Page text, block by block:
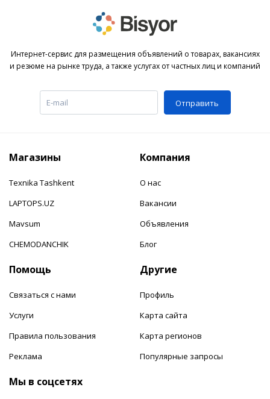
Интернет-сервис для размещения объявлений о товарах, вакансиях
и резюме на рынке труда, а также услугах от частных лиц и компаний
Отправить
Магазины
Texnika Tashkent
LAPTOPS.UZ
Mavsum
CHEMODANCHIK
Компания
О нас
Вакансии
Объявления
Блог
Помощь
Связаться с нами
Услуги
Правила пользования
Реклама
Другие
Профиль
Карта сайта
Карта регионов
Популярные запросы
Мы в соцсетях